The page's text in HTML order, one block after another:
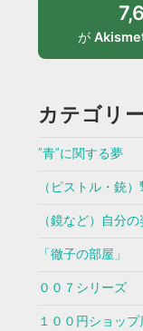
が
カテゴリー
”青”に関する夢
（ピストル・銃
（鏡など）自分
「徹子の部屋」
００７シリーズ
１００円ショップ